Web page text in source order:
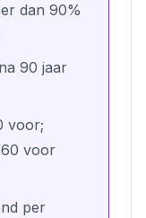
dan 90%
90 jaar
voor;
voor
per